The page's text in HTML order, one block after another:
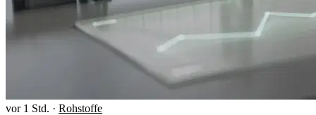
vor 1 Std. · Rohstoffe